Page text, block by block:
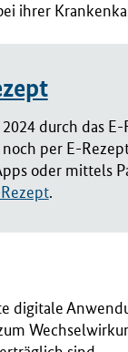
ihrer
durch das
per E-
oder mittels
.
digitale